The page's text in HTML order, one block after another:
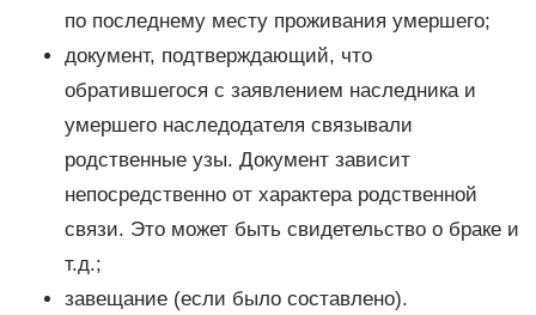
по последнему месту проживания умершего;
документ, подтверждающий, что
обратившегося с заявлением наследника и
умершего наследодателя связывали
родственные узы. Документ зависит
непосредственно от характера родственной
связи. Это может быть свидетельство о браке и
т.д.;
завещание (если было составлено).